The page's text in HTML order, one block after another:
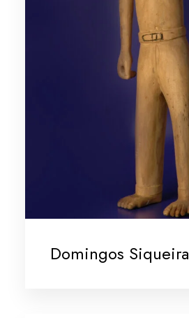
Domingos Siqueira